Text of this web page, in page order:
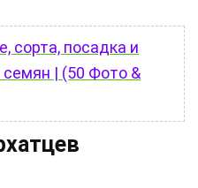
сорта, посадка и
| (50 Фото &